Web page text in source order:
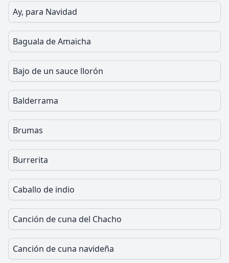
Ay, para Navidad
Baguala de Amaicha
Bajo de un sauce llorón
Balderrama
Brumas
Burrerita
Caballo de indio
Canción de cuna del Chacho
Canción de cuna navideña